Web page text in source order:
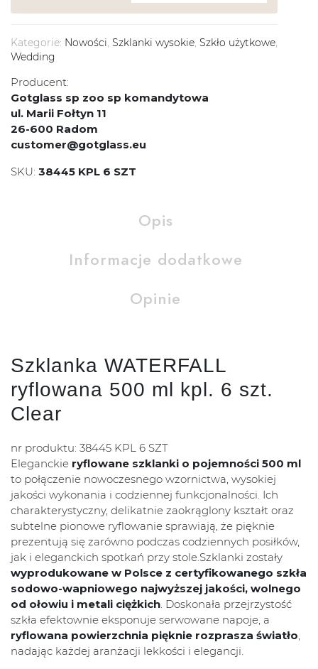
Kategorie: Nowości, Szklanki wysokie, Szkło użytkowe,
Wedding
Producent:
Gotglass sp zoo sp komandytowa
ul. Marii Fołtyn 11
26-600 Radom
customer@gotglass.eu
SKU: 38445 KPL 6 SZT
Opis
Informacje dodatkowe
Opinie
Szklanka WATERFALL
ryflowana 500 ml kpl. 6 szt.
Clear
nr produktu: 38445 KPL 6 SZT
Eleganckie ryflowane szklanki o pojemności 500 ml
to połączenie nowoczesnego wzornictwa, wysokiej
jakości wykonania i codziennej funkcjonalności. Ich
charakterystyczny, delikatnie zaokrąglony kształt oraz
subtelne pionowe ryflowanie sprawiają, że pięknie
prezentują się zarówno podczas codziennych posiłków,
jak i eleganckich spotkań przy stole.Szklanki zostały
wyprodukowane w Polsce z certyfikowanego szkła
sodowo-wapniowego najwyższej jakości, wolnego
od ołowiu i metali ciężkich. Doskonała przejrzystość
szkła efektownie eksponuje serwowane napoje, a
ryflowana powierzchnia pięknie rozprasza światło,
nadając każdej aranżacji lekkości i elegancji.